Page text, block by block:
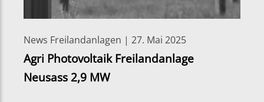
News Freilandanlagen | 27. Mai 2025
Agri Photovoltaik Freilandanlage
Neusass 2,9 MW